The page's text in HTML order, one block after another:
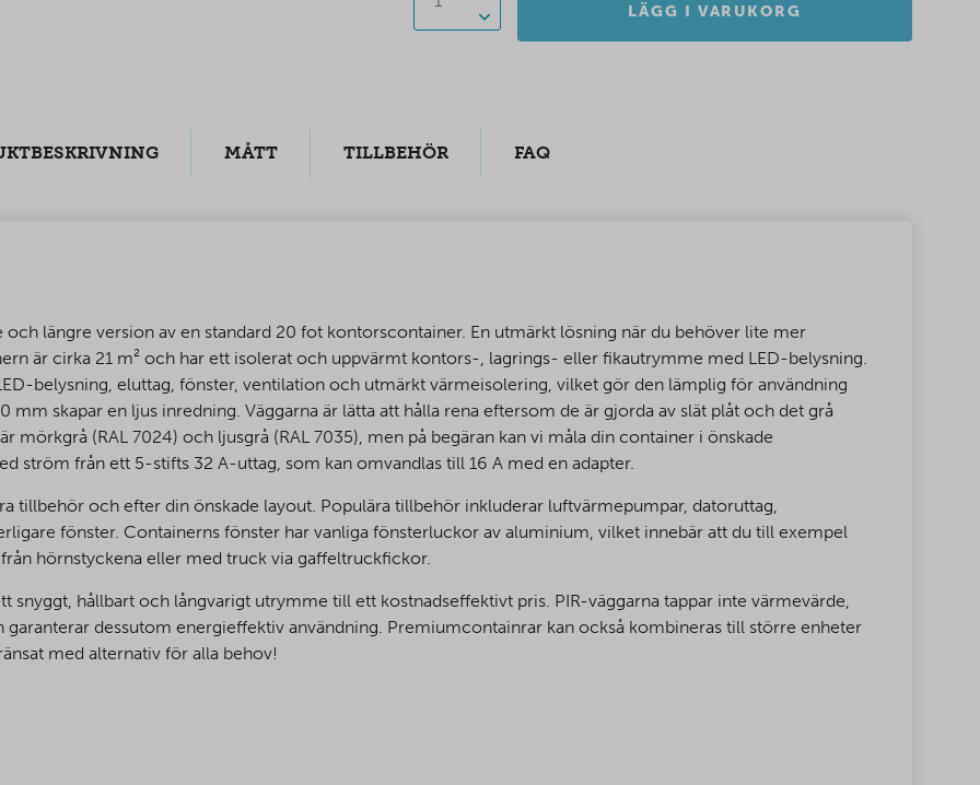
LÄGG I VARUKORG
MÅTT TILLBEHÖR FAQ
längre version av en standard 20 fot kontorscontainer. En utmärkt lösning när du behöver lite mer
är cirka 21 m² och har ett isolerat och uppvärmt kontors-, lagrings- eller fikautrymme med LED-belysning.
belysning, eluttag, fönster, ventilation och utmärkt värmeisolering, vilket gör den lämplig för användning
skapar en ljus inredning. Väggarna är lätta att hålla rena eftersom de är gjorda av slät plåt och det grå
mörkgrå (RAL 7024) och ljusgrå (RAL 7035), men på begäran kan vi måla din container i önskade
ström från ett 5-stifts 32 A-uttag, som kan omvandlas till 16 A med en adapter.
tillbehör och efter din önskade layout. Populära tillbehör inkluderar luftvärmepumpar, datoruttag,
fönster. Containerns fönster har vanliga fönsterluckor av aluminium, vilket innebär att du till exempel
hörnstyckena eller med truck via gaffeltruckfickor.
hållbart och långvarigt utrymme till ett kostnadseffektivt pris. PIR-väggarna tappar inte värmevärde,
dessutom energieffektiv användning. Premiumcontainrar kan också kombineras till större enheter
med alternativ för alla behov!